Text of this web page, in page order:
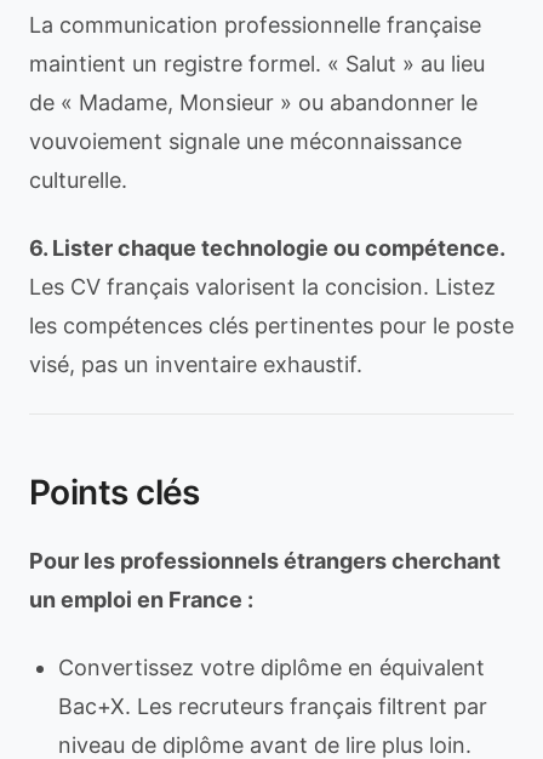
La communication professionnelle française
maintient un registre formel. « Salut » au lieu
de « Madame, Monsieur » ou abandonner le
vouvoiement signale une méconnaissance
culturelle.
6. Lister chaque technologie ou compétence.
Les CV français valorisent la concision. Listez
les compétences clés pertinentes pour le poste
visé, pas un inventaire exhaustif.
Points clés
Pour les professionnels étrangers cherchant
un emploi en France :
Convertissez votre diplôme en équivalent
Bac+X. Les recruteurs français filtrent par
niveau de diplôme avant de lire plus loin.